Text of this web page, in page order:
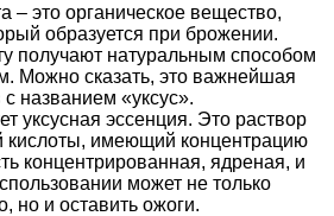
– это органическое вещество,
образуется при брожении.
получают натуральным способом
Можно сказать, это важнейшая
с названием «уксус».
уксусная эссенция. Это раствор
кислоты, имеющий концентрацию
концентрированная, ядреная, и
может не только
но и оставить ожоги.